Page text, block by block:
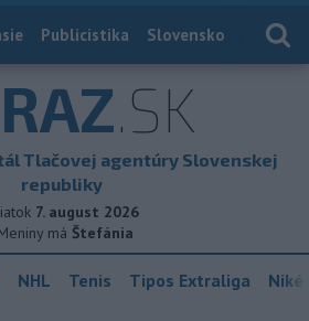
Publicistika Slovensko
.SK
Tlačovej agentúry Slovenskej
republiky
7. august 2026
má Štefánia
NHL Tenis Tipos Extraliga